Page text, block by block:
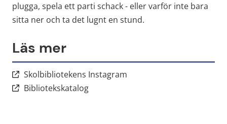
plugga, spela ett parti schack - eller varför inte bara
sitta ner och ta det lugnt en stund.
Läs mer
Skolbibliotekens Instagram
BibliotekskatalogLänk till annan webbplats.